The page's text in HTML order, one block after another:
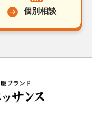
個別相談